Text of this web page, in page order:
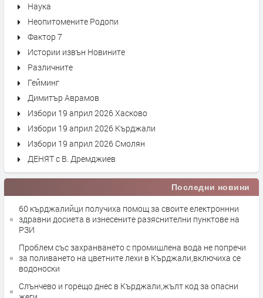
Наука
Неопитомените Родопи
Фактор 7
Истории извън Новините
Различните
Гейминг
Димитър Аврамов
Избори 19 април 2026 Хасково
Избори 19 април 2026 Кърджали
Избори 19 април 2026 Смолян
ДЕНЯТ с В. Дремджиев
Последни новини
60 кърджалийци получиха помощ за своите електроннни
здравни досиета в изнесените разяснителни пунктове на
РЗИ
Проблем със захранването с промишлена вода не попречи
за поливането на цветните лехи в Кърджали,включиха се
водоноски
Слънчево и горещо днес в Кърджали,жълт код за опасни